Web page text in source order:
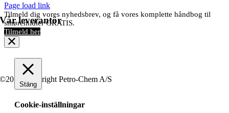
Vår leverantör
©2019 Copyright Petro-Chem A/S
Page load link
Tilmeld dig vores nyhedsbrev, og få vores komplette håndbog til
smøremidler GRATIS.
Tilmeld her
Stäng
Cookie-inställningar